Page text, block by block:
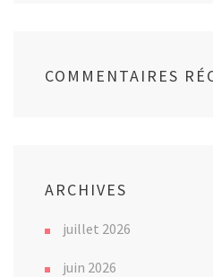
COMMENTAIRES
ARCHIVES
juillet 2026
juin 2026